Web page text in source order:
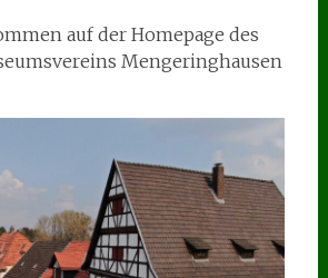
auf der Homepage des
Mengeringhausen